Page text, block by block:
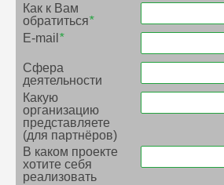
Как к Вам
обратиться*
E-mail *
Сфера
деятельности
Какую
организацию
представляете
(для партнёров)
В каком проекте
хотите себя
реализовать